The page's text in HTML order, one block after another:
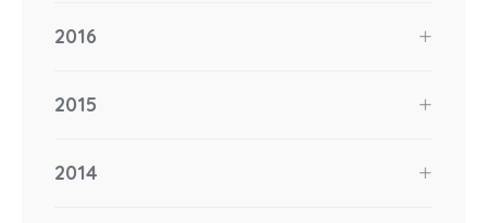
2016
2015
2014